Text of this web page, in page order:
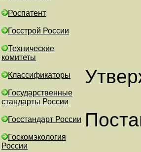
Роспатент
Госстрой России
Технические
комитеты
Классификаторы
Государственные
стандарты России
Госстандарт России
Госкомэкология
России